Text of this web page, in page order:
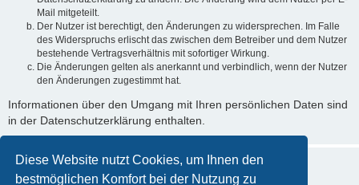
Diese Website nutzt Cookies, um Ihnen den
bestmöglichen Komfort bei der Nutzung zu
Mail mitgeteilt.
Der Nutzer ist berechtigt, den Änderungen zu widersprechen. Im Falle
des Widerspruchs erlischt das zwischen dem Betreiber und dem Nutzer
bestehende Vertragsverhältnis mit sofortiger Wirkung.
Die Änderungen gelten als anerkannt und verbindlich, wenn der Nutzer
den Änderungen zugestimmt hat.
Informationen über den Umgang mit Ihren persönlichen Daten sind
in der Datenschutzerklärung enthalten.